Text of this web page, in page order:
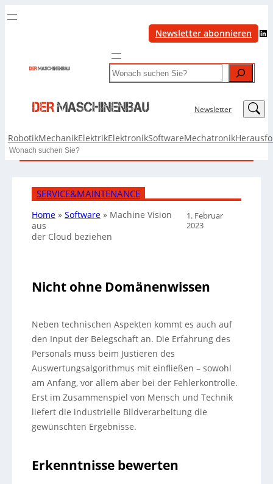
Newsletter abonnieren LinkedIn
Search
Newsletter LinkedIn
RobotikMechanikElektrikElektronikSoftwareMechatronik
Search
SERVICE&MAINTENANCE
Home» Software» Machine Vision
aus
der Cloud beziehen
1. Februar
2023
Nicht ohne Domänenwissen
Neben technischen Aspekten kommt es auch auf
den Input der Belegschaft an. Die Erfahrung des
Personals muss beim Justieren des
Auswertungsalgorithmus mit einfließen – sowohl
am Anfang, vor allem aber bei der Fehlerkontrolle.
Erst im Zusammenspiel von Mensch und Technik
liefert die industrielle Bildverarbeitung die
gewünschten Ergebnisse.
Erkenntnisse bewerten